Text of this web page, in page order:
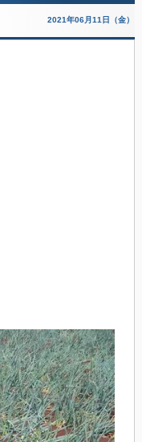
2021年06月11日（金）